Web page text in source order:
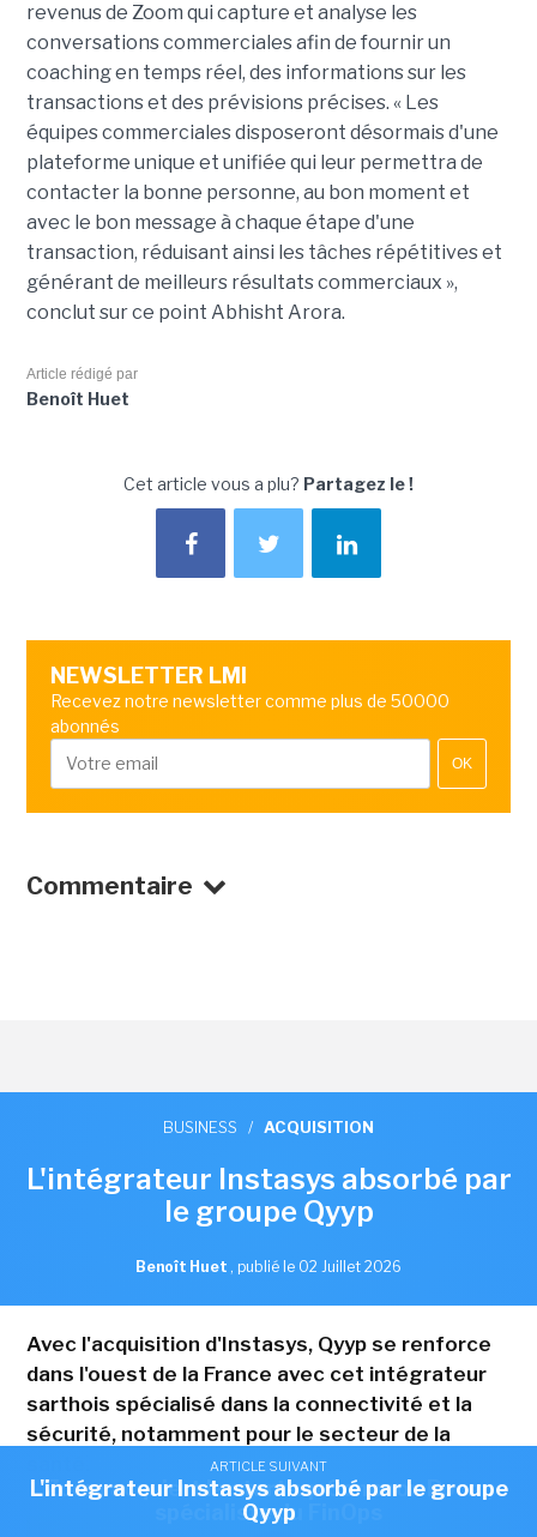
ARTICLE SUIVANT
Zoom acquiert la start-up Common Room,
spécialiste du FinOps
revenus de Zoom qui capture et analyse les
conversations commerciales afin de fournir un
coaching en temps réel, des informations sur les
transactions et des prévisions précises. « Les
équipes commerciales disposeront désormais d'une
plateforme unique et unifiée qui leur permettra de
contacter la bonne personne, au bon moment et
avec le bon message à chaque étape d'une
transaction, réduisant ainsi les tâches répétitives et
générant de meilleurs résultats commerciaux »,
conclut sur ce point Abhisht Arora.
Article rédigé par
Benoît Huet
Cet article vous a plu? Partagez le !
NEWSLETTER LMI
Recevez notre newsletter comme plus de 50000
abonnés
OK
Commentaire
ARTICLE SUIVANT
L'intégrateur Instasys absorbé par le groupe
Qyyp
BUSINESS / ACQUISITION
L'intégrateur Instasys absorbé par
le groupe Qyyp
Benoît Huet , publié le 02 Juillet 2026
Avec l'acquisition d'Instasys, Qyyp se renforce
dans l'ouest de la France avec cet intégrateur
sarthois spécialisé dans la connectivité et la
sécurité, notamment pour le secteur de la